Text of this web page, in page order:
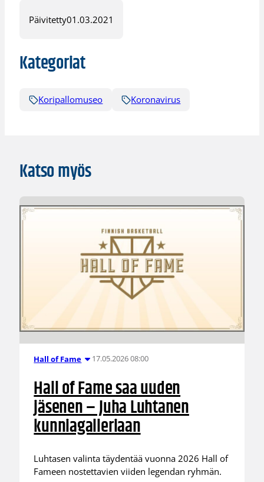
Päivitetty01.03.2021
Kategoriat
Koripallomuseo Koronavirus
Katso myös
Hall of Fame 17.05.2026 08:00
Hall of Fame saa uuden
jäsenen – Juha Luhtanen
kunniagalleriaan
Luhtasen valinta täydentää vuonna 2026 Hall of
Fameen nostettavien viiden legendan ryhmän.